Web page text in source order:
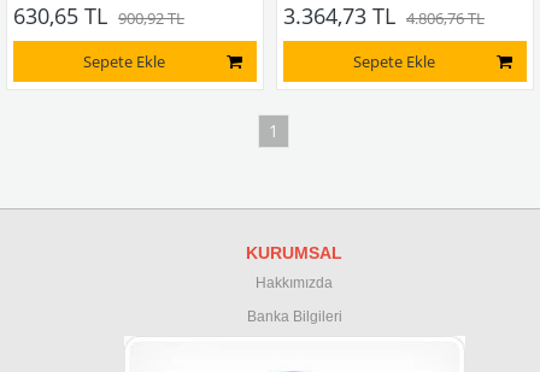
630,65 TL 900,92 TL
Sepete Ekle
3.364,73 TL 4.806,76 TL
Sepete Ekle
1
KURUMSAL
Hakkımızda
Banka Bilgileri